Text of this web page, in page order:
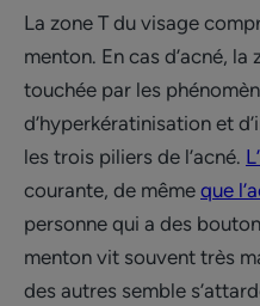
La zone T du visage
menton. En cas d’acné,
touchée par les
d’hyperkératinisation et
les trois piliers de l’acné.
courante, de même que
personne qui a des
menton vit souvent très
des autres semble